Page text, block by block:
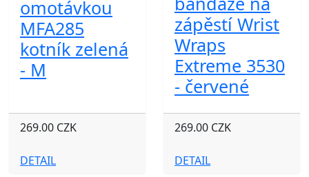
omotávkou
MFA285
kotník zelená
- M
269.00 CZK
DETAIL
zápěstí Wrist
Wraps
Extreme 3530
- červené
269.00 CZK
DETAIL